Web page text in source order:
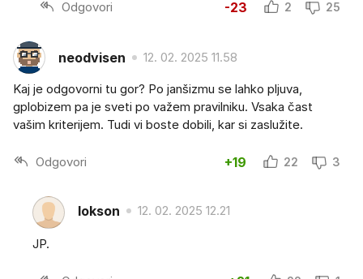
Odgovori -23 2 25
neodvisen 12. 02. 2025 11.58
Kaj je odgovorni tu gor? Po janšizmu se lahko pljuva,
gplobizem pa je sveti po važem pravilniku. Vsaka čast
vašim kriterijem. Tudi vi boste dobili, kar si zaslužite.
Odgovori +19 22 3
lokson 12. 02. 2025 12.21
JP.